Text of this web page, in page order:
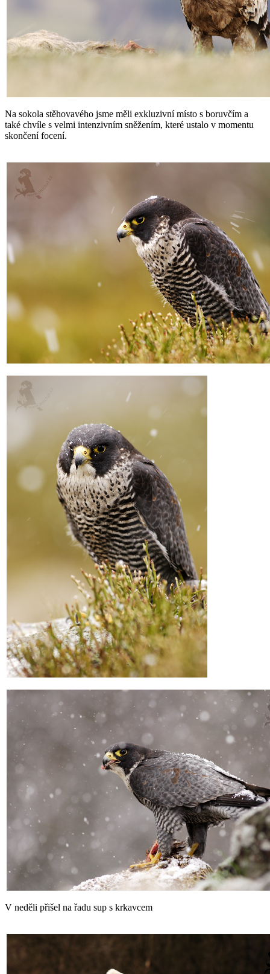
Na sokola stěhovavého jsme měli exkluzivní místo s boruvčím a
také chvíle s velmi intenzivním sněžením, které ustalo v momentu
skončení focení.
V neděli přišel na řadu sup s krkavcem